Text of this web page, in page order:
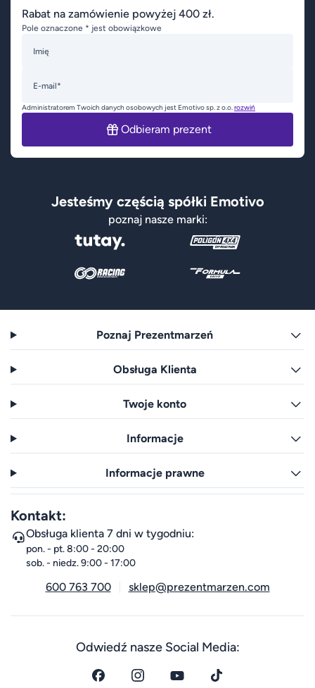
Rabat na zamówienie powyżej 400 zł.
Pole oznaczone * jest obowiązkowe
Imię
E-mail*
Administratorem Twoich danych osobowych jest Emotivo sp. z o.o.rozwiń
Odbieram prezent
Jesteśmy częścią spółki Emotivo
poznaj nasze marki:
Poznaj Prezentmarzeń
Obsługa Klienta
Twoje konto
Informacje
Informacje prawne
Kontakt:
Obsługa klienta 7 dni w tygodniu:
pon. - pt. 8:00 - 20:00
sob. - niedz. 9:00 - 17:00
600 763 700 sklep@prezentmarzen.com
Odwiedź nasze Social Media: